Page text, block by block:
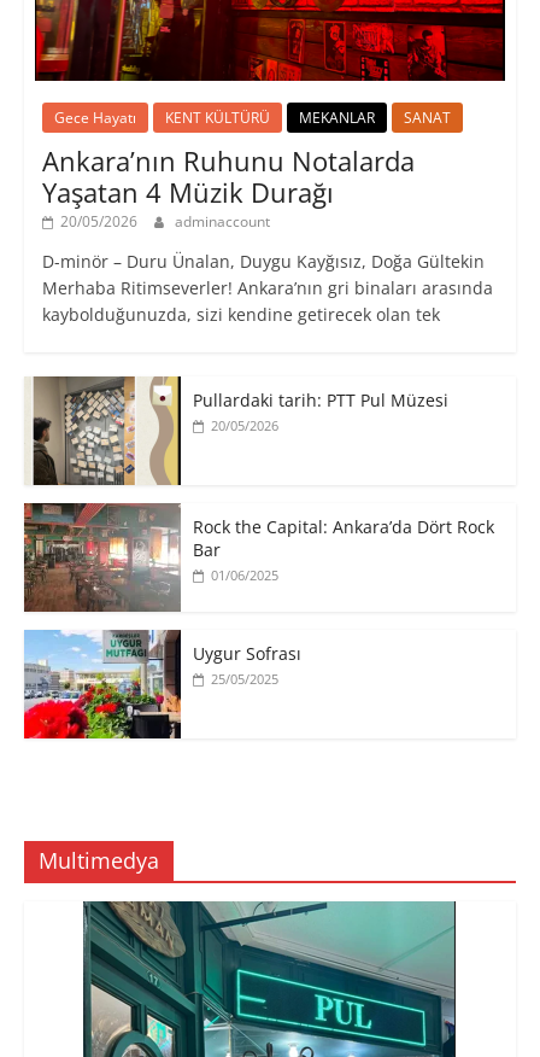
Gece Hayatı KENT KÜLTÜRÜ MEKANLAR SANAT
Ankara’nın Ruhunu Notalarda
Yaşatan 4 Müzik Durağı
20/05/2026 adminaccount
D-minör – Duru Ünalan, Duygu Kayğısız, Doğa Gültekin
Merhaba Ritimseverler! Ankara’nın gri binaları arasında
kaybolduğunuzda, sizi kendine getirecek olan tek
Pullardaki tarih: PTT Pul Müzesi
20/05/2026
Rock the Capital: Ankara’da Dört Rock
Bar
01/06/2025
Uygur Sofrası
25/05/2025
Multimedya